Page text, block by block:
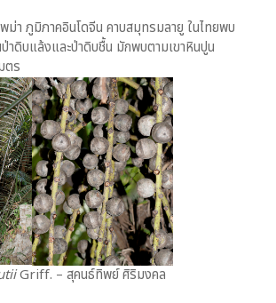
า ภูมิภาคอินโดจีน คาบสมุทรมลายู ในไทยพบ
าดิบแล้งและป่าดิบชื้น มักพบตามเขาหินปูน
ตร
Griff. – สุคนธ์ทิพย์ ศิริมงคล